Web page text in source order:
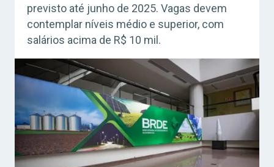
previsto até junho de 2025. Vagas devem
contemplar níveis médio e superior, com
salários acima de R$ 10 mil.